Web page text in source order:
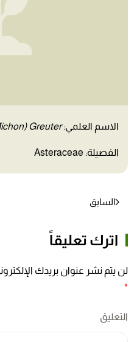
الاسم العلمي:Greuter
الفصيلة: Asteraceae
السابق
اترك تعليقاً
لن يتم نشر عنوان بريدك
*
التعليق